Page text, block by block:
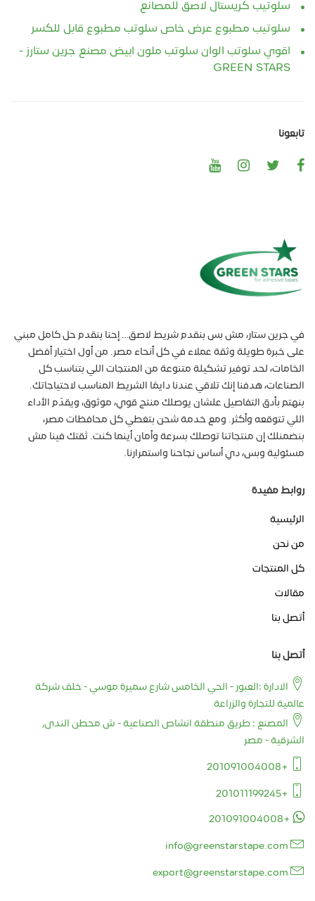
سلوتيب كريستال لاصق للمصانع
سلوتيب مطبوع عرض خاص سلوتب مطبوع قابل للكسر
اقوي سلوتب الوان سلوتب ملون ابيض مصنع جرين ستارز -
GREEN STARS
تابعونا
في جرين ستار، مش بس بنقدم شريط لاصق… إحنا بنقدم حل كامل مبني
على خبرة طويلة وثقة عملاء في كل أنحاء مصر. من أول اختيار أفضل
الخامات، لحد توفير تشكيلة متنوعة من المنتجات اللي بتناسب كل
الصناعات، هدفنا إنك تلاقي عندنا دايمًا الشريط المناسب لاحتياجاتك.
بنهتم بأدق التفاصيل علشان يوصلك منتج قوي، موثوق، ويقدّم الأداء
اللي تتوقعه وأكثر. ومع خدمة شحن بتغطي كل محافظات مصر،
بنضمنلك إن منتجاتنا توصلك بسرعة وأمان أينما كنت. ثقتك فينا مش
مسئولية وبس، دي أساس نجاحنا واستمرارنا.
روابط مفيدة
الرئيسية
من نحن
كل المنتجات
مقالات
أتصل بنا
أتصل بنا
الادارة :العبور - الحي الخامس شارع سميرة موسي - خلف شركة
عالمية للتجارة والزراعة
المصنع : طريق منطقة انشاص الصناعية - ش محطن الندى,
الشرقية - مصر
+201091004008
+201011199245
+201091004008
info@greenstarstape.com
export@greenstarstape.com